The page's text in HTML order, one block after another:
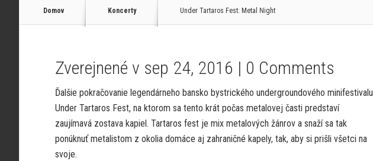
Domov Koncerty Under Tartaros Fest: Metal Night
Zverejnené v sep 24, 2016 | 0 Comments
Ďalšie pokračovanie legendárneho bansko bystrického undergroundového minifestivalu
Under Tartaros Fest, na ktorom sa tento krát počas metalovej časti predstaví
zaujímavá zostava kapiel. Tartaros fest je mix metalových žánrov a snaží sa tak
ponúknuť metalistom z okolia domáce aj zahraničné kapely, tak, aby si prišli všetci na
svoje.